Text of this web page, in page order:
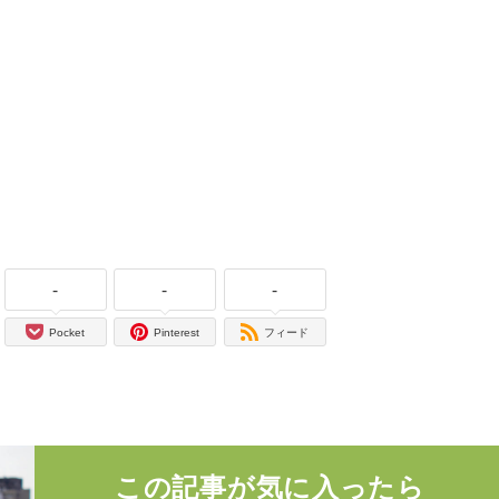
-
Pocket
-
Pinterest
-
フィード
この記事が気に入ったら